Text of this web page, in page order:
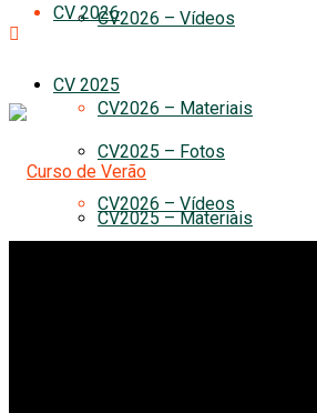
CV2026 – Vídeos
CV 2025
CV2025 – Fotos
CV2025 – Materiais
CV 2026
CV2026 – Materiais
CV2026 – Vídeos